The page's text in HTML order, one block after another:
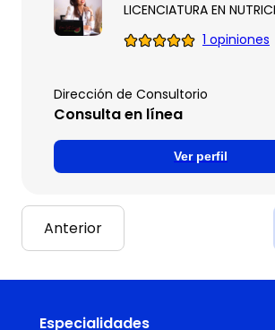
LICENCIATURA EN
1 opiniones
Dirección de Consultorio
Consulta en línea
Ver perfil
Anterior
Especialidades